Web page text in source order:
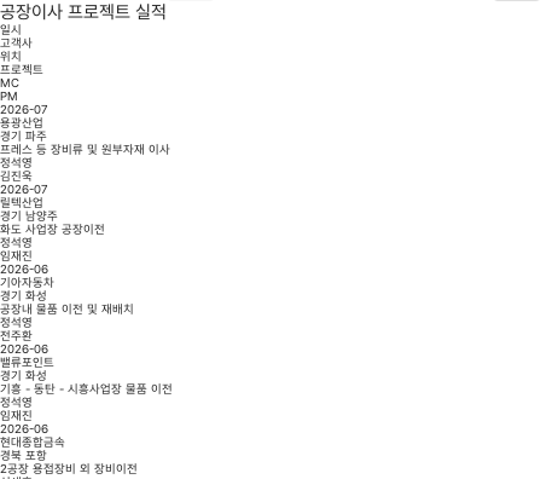
공장이사 프로젝트 실적
일시
고객사
위치
프로젝트
MC
PM
2026-07
용광산업
경기 파주
프레스 등 장비류 및 원부자재 이사
정석영
김진욱
2026-07
릴텍산업
경기 남양주
화도 사업장 공장이전
정석영
임재진
2026-06
기아자동차
경기 화성
공장내 물품 이전 및 재배치
정석영
전주환
2026-06
밸류포인트
경기 화성
기흥 - 동탄 - 시흥사업장 물품 이전
정석영
임재진
2026-06
현대종합금속
경북 포항
2공장 용접장비 외 장비이전